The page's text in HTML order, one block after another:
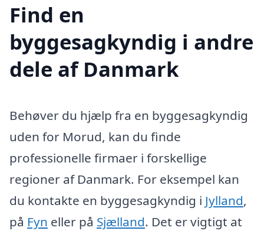
Find en
byggesagkyndig i andre
dele af Danmark
Behøver du hjælp fra en byggesagkyndig
uden for Morud, kan du finde
professionelle firmaer i forskellige
regioner af Danmark. For eksempel kan
du kontakte en byggesagkyndig i Jylland,
på Fyn eller på Sjælland. Det er vigtigt at